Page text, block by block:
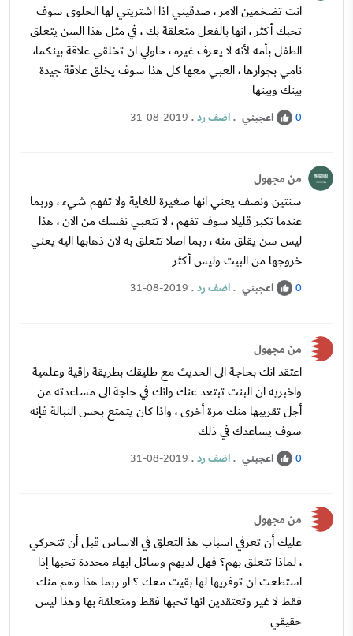
انت تضخمين الامر ، صدقيني اذا اشتريتي لها الحلوى سوف
تحبك أكثر ، انها بالفعل متعلقة بك ، في مثل هذا السن يتعلق
الطفل بأمه لأنه لا يعرف غيره ، حاولي ان تخلقي علاقة بينكما،
نامي بجوارها ، العبي معها كل هذا سوف يخلق علاقة جيدة
بينك وبينها
0 اعجبني .اضف رد.
31-08-2019
من مجهول
سنتين ونصف يعني انها صغيرة للغاية ولا تفهم شيء ، وربما
عندما تكبر قليلا سوف تفهم ، لا تتعبي نفسك من الان ، هذا
ليس سن يقلق منه ، ربما اصلا تتعلق به لان ذهابها اليه يعني
خروجها من البيت وليس أكثر
0 اعجبني .اضف رد.
31-08-2019
من مجهول
اعتقد انك بحاجة الى الحديث مع طليقك بطريقة راقية وعلمية
واخبريه ان البنت تبتعد عنك وانك في حاجة الى مساعدته من
أجل تقريبها منك مرة أخرى ، واذا كان يتمتع بحس النبالة فإنه
سوف يساعدك في ذلك
0 اعجبني .اضف رد.
31-08-2019
من مجهول
عليك أن تعرفي اسباب هذ التعلق في الاساس قبل أن تتحركي
، لماذا تتعلق بهم؟ فهل لديهم وسائل ابهاء محددة تحبها إذا
استطعت ان توفريها لها بقيت معك ؟ او ربما هذا وهم منك
فقط لا غير وتعتقدين انها تحبها فقط ومتعلقة بها وهذا ليس
حقيقي